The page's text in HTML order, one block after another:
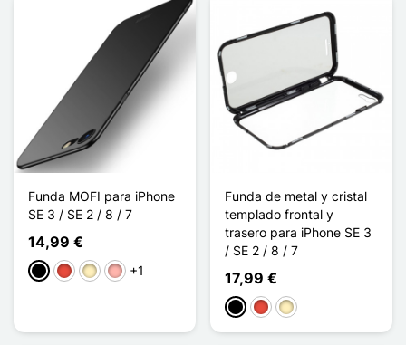
Funda MOFI para iPhone
SE 3 / SE 2 / 8 / 7
14,99 €
NegroRojoOro Oro rosa
+1
Funda de metal y cristal
templado frontal y
trasero para iPhone SE 3
/ SE 2 / 8 / 7
17,99 €
NegroRojoOro